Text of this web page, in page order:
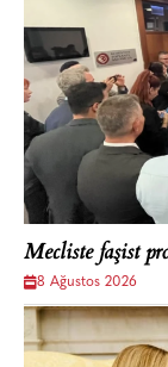
Mecliste faşist
8 Ağustos 2026